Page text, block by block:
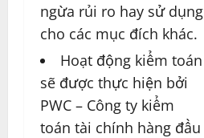
ngừa rủi ro hay sử dụng
cho các mục đích khác.
Hoạt động kiểm toán
sẽ được thực hiện bởi
PWC – Công ty kiểm
toán tài chính hàng đầu